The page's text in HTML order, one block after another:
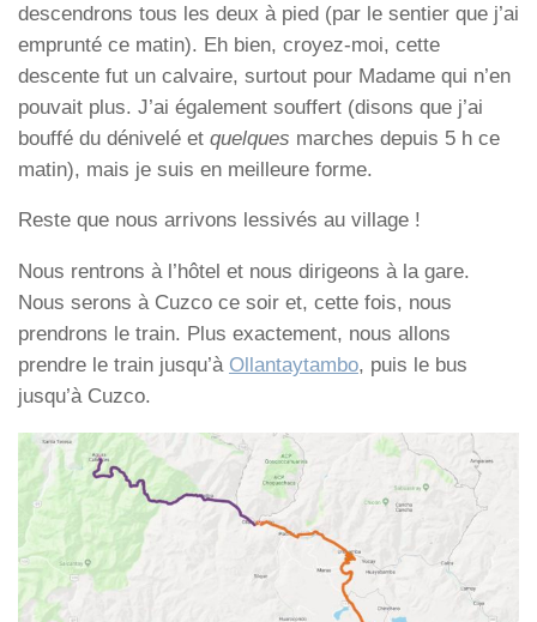
descendrons tous les deux à pied (par le sentier que j’ai
emprunté ce matin). Eh bien, croyez-moi, cette
descente fut un calvaire, surtout pour Madame qui n’en
pouvait plus. J’ai également souffert (disons que j’ai
bouffé du dénivelé et quelques marches depuis 5 h ce
matin), mais je suis en meilleure forme.
Reste que nous arrivons lessivés au village !
Nous rentrons à l’hôtel et nous dirigeons à la gare.
Nous serons à Cuzco ce soir et, cette fois, nous
prendrons le train. Plus exactement, nous allons
prendre le train jusqu’à Ollantaytambo, puis le bus
jusqu’à Cuzco.